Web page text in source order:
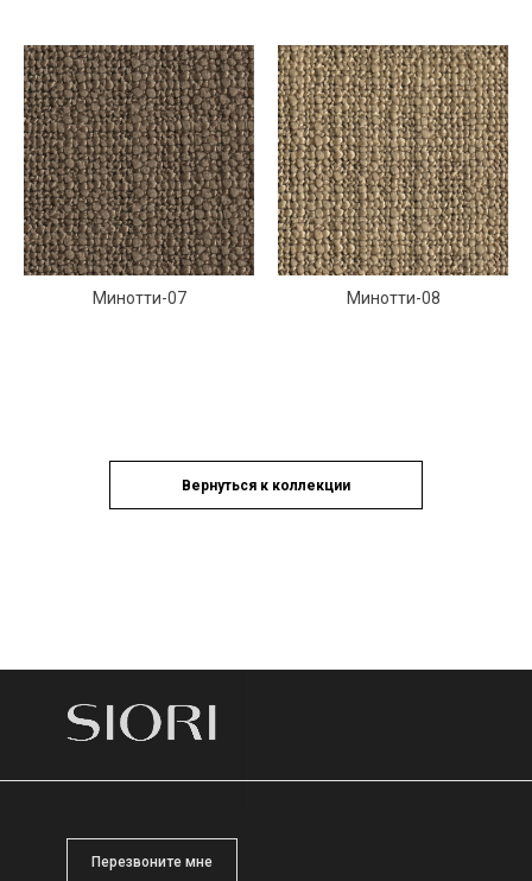
Минотти-07 Минотти-08
Вернуться к коллекции
Перезвоните мне